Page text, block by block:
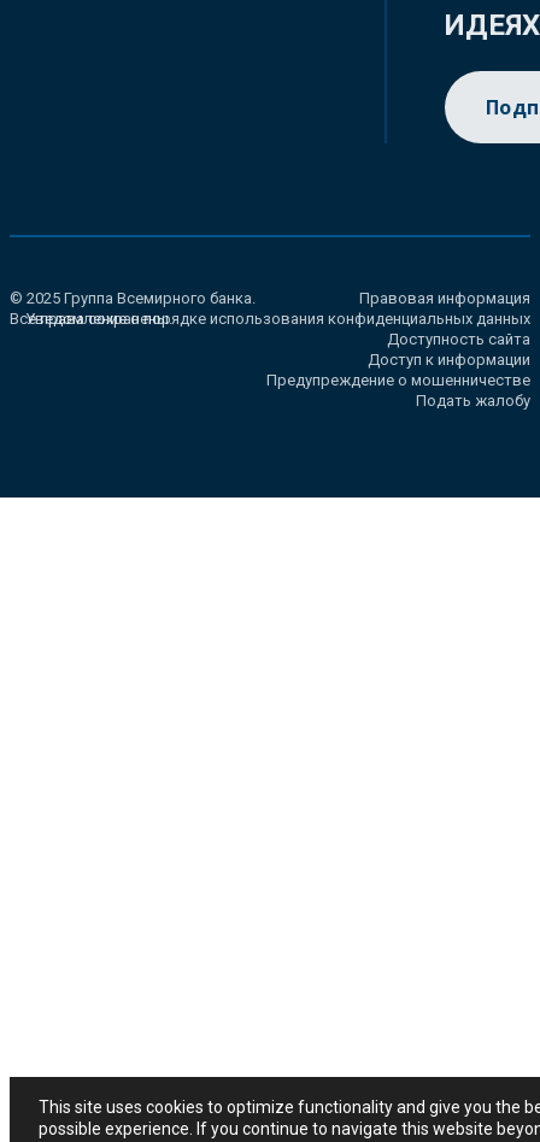
ИДЕЯХ
© 2025 Группа Всемирного банка.
Все права сохранены.
Правовая информация
Уведомление о порядке использования конфиденциальных данных
Доступность сайта
Доступ к информации
Предупреждение о мошенничестве
Подать жалобу
This site uses cookies to optimize functionality and give you the
possible experience. If you continue to navigate this website